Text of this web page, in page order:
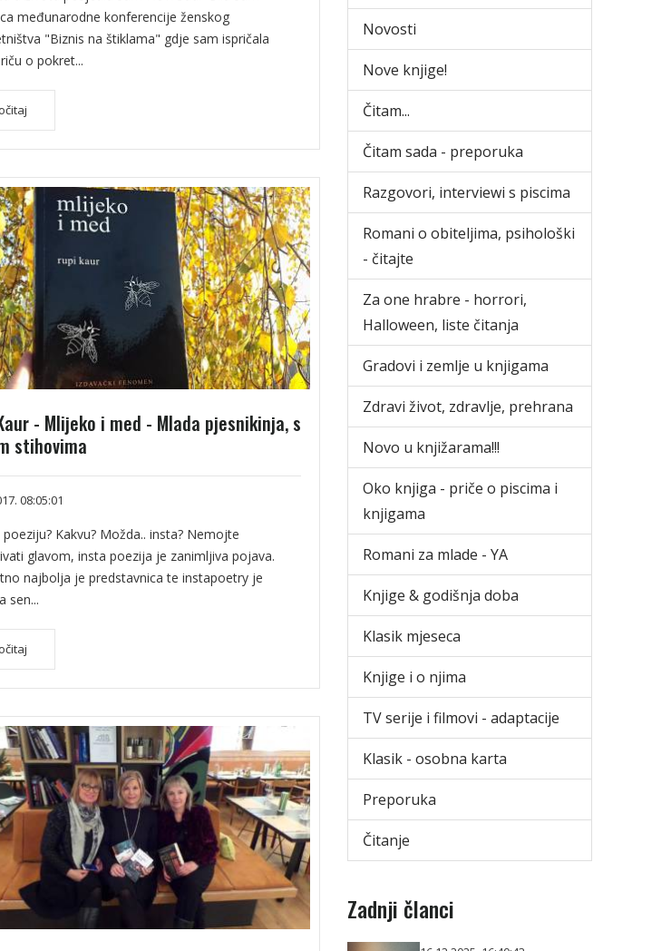
međunarodne konferencije ženskog
"Biznis na štiklama" gdje sam ispričala
o pokret...
- Mlijeko i med - Mlada pjesnikinja, s
stihovima
08:05:01
Kakvu? Možda.. insta? Nemojte
glavom, insta poezija je zanimljiva pojava.
najbolja je predstavnica te instapoetry je
sen...
Novosti
Nove knjige!
Čitam...
Čitam sada - preporuka
Razgovori, interviewi s piscima
Romani o obiteljima, psihološki
- čitajte
Za one hrabre - horrori,
Halloween, liste čitanja
Gradovi i zemlje u knjigama
Zdravi život, zdravlje, prehrana
Novo u knjižarama!!!
Oko knjiga - priče o piscima i
knjigama
Romani za mlade - YA
Knjige & godišnja doba
Klasik mjeseca
Knjige i o njima
TV serije i filmovi - adaptacije
Klasik - osobna karta
Preporuka
Čitanje
Zadnji članci